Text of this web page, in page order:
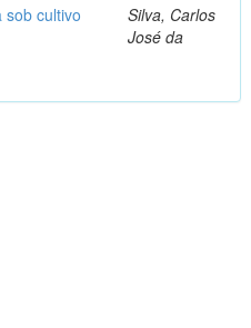
sob cultivo
Silva, Carlos
José da